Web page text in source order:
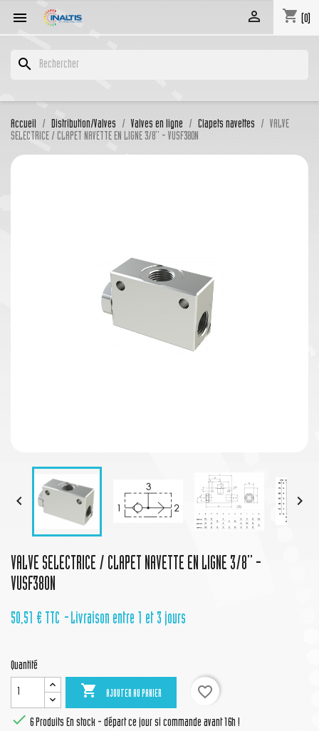
 shopping_cart (0)

search
Accueil Distribution/Valves Valves en ligne Clapets navettes
VALVE
SELECTRICE / CLAPET NAVETTE EN LIGNE 3/8'' - VUSF380N
 
VALVE SELECTRICE / CLAPET NAVETTE EN LIGNE 3/8'' -
VUSF380N
50,51 € TTC Livraison entre 1 et 3 jours
Quantité
 AJOUTER AU PANIER
favorite_border
 6 Produits En stock - départ ce jour si commande avant 16h !